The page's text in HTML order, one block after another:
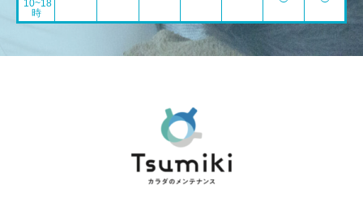
10~18
時